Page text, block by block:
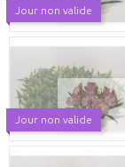
Jour non valide
Jour non valide